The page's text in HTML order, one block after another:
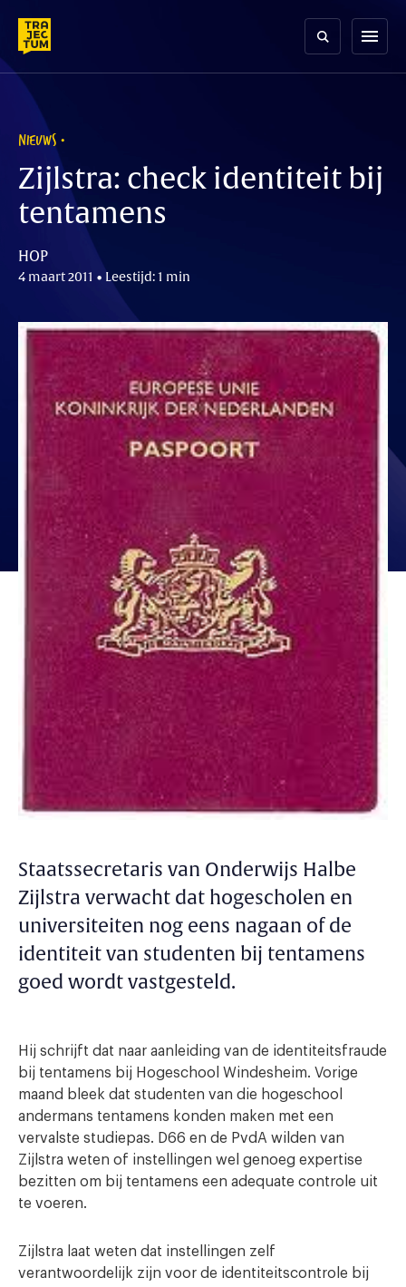
content
menu
NIEUWS
Zijlstra: check identiteit bij
tentamens
HOP
4 maart 2011 • Leestijd: 1 min
Staatssecretaris van Onderwijs Halbe
Zijlstra verwacht dat hogescholen en
universiteiten nog eens nagaan of de
identiteit van studenten bij tentamens
goed wordt vastgesteld.
Hij schrijft dat naar aanleiding van de identiteitsfraude
bij tentamens bij Hogeschool Windesheim. Vorige
maand bleek dat studenten van die hogeschool
andermans tentamens konden maken met een
vervalste studiepas. D66 en de PvdA wilden van
Zijlstra weten of instellingen wel genoeg expertise
bezitten om bij tentamens een adequate controle uit
te voeren.
Zijlstra laat weten dat instellingen zelf
verantwoordelijk zijn voor de identiteitscontrole bij